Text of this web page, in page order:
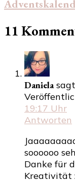
11
Daniela
19:17 Uhr
Antworten
soooooo
Danke für
Kreativität